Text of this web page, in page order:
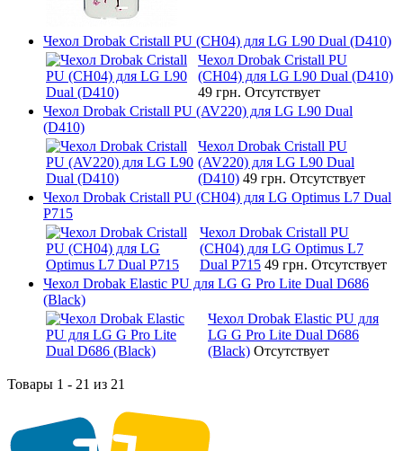
Чехол Drobak Cristall PU (CH04) для LG L90 Dual (D410)
Чехол Drobak Cristall PU
(CH04) для LG L90 Dual (D410)
49 грн. Отсутствует
Чехол Drobak Cristall PU (AV220) для LG L90 Dual
(D410)
Чехол Drobak Cristall PU
(AV220) для LG L90 Dual
(D410) 49 грн. Отсутствует
Чехол Drobak Cristall PU (CH04) для LG Optimus L7 Dual
P715
Чехол Drobak Cristall PU
(CH04) для LG Optimus L7
Dual P715 49 грн. Отсутствует
Чехол Drobak Elastic PU для LG G Pro Lite Dual D686
(Black)
Чехол Drobak Elastic PU для
LG G Pro Lite Dual D686
(Black) Отсутствует
Товары 1 - 21 из 21